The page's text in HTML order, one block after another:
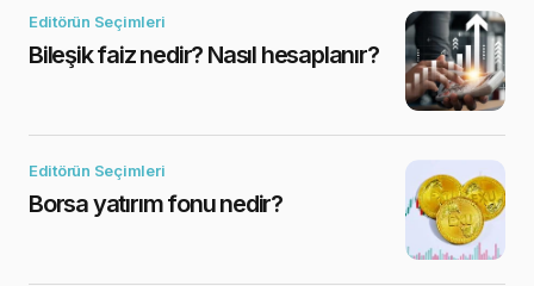
Editörün Seçimleri
Bileşik faiz nedir? Nasıl hesaplanır?
Editörün Seçimleri
Borsa yatırım fonu nedir?